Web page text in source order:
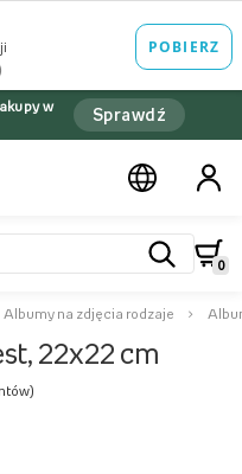
w
Sprawdź
0
Albumy na zdjęcia rodzaje
22x22 cm
)